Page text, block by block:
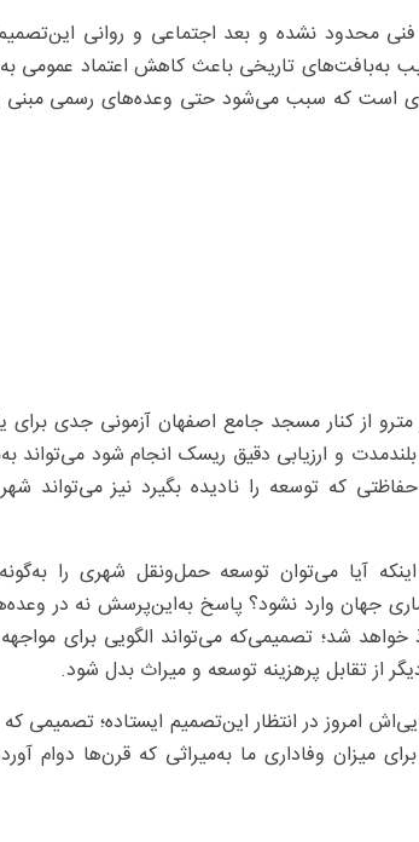
محدود نشده و بعد اجتماعی و روانی
به‌بافت‌های تاریخی باعث کاهش اعتماد عمومی
است که سبب می‌شود حتی وعده‌های رسمی مبنی
از کنار مسجد جامع اصفهان آزمونی جدی برای
و ارزیابی دقیق ریسک انجام شود می‌تواند
که توسعه را نادیده بگیرد نیز می‌تواند
آیا می‌توان توسعه حمل‌ونقل شهری را
جهان وارد نشود؟ پاسخ به‌این‌پرسش نه در وعده‌ها
شد؛ تصمیمی‌که می‌تواند الگویی برای
از تقابل پرهزینه توسعه و میراث بدل شود.
امروز در انتظار این‌تصمیم ایستاده؛ تصمیمی
وفاداری ما به‌میراثی که قرن‌ها دوام